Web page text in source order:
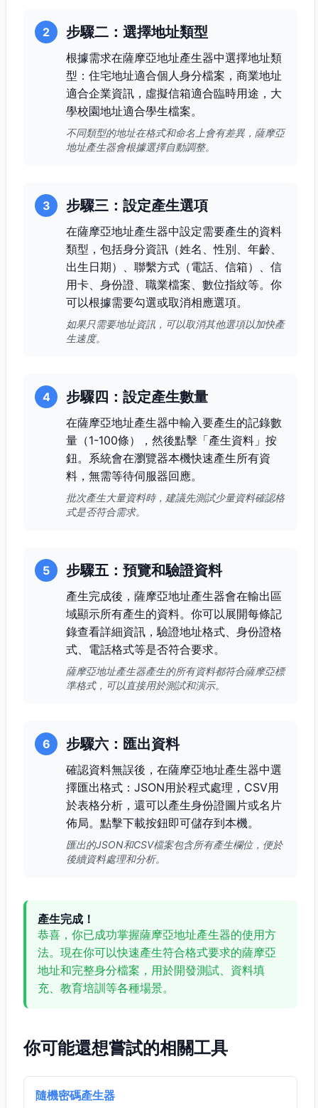
2 步驟二：選擇地址類型
根據需求在薩摩亞地址產生器中選擇地址類
型：住宅地址適合個人身分檔案，商業地址
適合企業資訊，虛擬信箱適合臨時用途，大
學校園地址適合學生檔案。
不同類型的地址在格式和命名上會有差異，薩摩亞
地址產生器會根據選擇自動調整。
3 步驟三：設定產生選項
在薩摩亞地址產生器中設定需要產生的資料
類型，包括身分資訊（姓名、性別、年齡、
出生日期）、聯繫方式（電話、信箱）、信
用卡、身份證、職業檔案、數位指紋等。你
可以根據需要勾選或取消相應選項。
如果只需要地址資訊，可以取消其他選項以加快產
生速度。
4 步驟四：設定產生數量
在薩摩亞地址產生器中輸入要產生的記錄數
量（1-100條），然後點擊「產生資料」按
鈕。系統會在瀏覽器本機快速產生所有資
料，無需等待伺服器回應。
批次產生大量資料時，建議先測試少量資料確認格
式是否符合需求。
5 步驟五：預覽和驗證資料
產生完成後，薩摩亞地址產生器會在輸出區
域顯示所有產生的資料。你可以展開每條記
錄查看詳細資訊，驗證地址格式、身份證格
式、電話格式等是否符合要求。
薩摩亞地址產生器產生的所有資料都符合薩摩亞標
準格式，可以直接用於測試和演示。
6 步驟六：匯出資料
確認資料無誤後，在薩摩亞地址產生器中選
擇匯出格式：JSON用於程式處理，CSV用
於表格分析，還可以產生身份證圖片或名片
佈局。點擊下載按鈕即可儲存到本機。
匯出的JSON和CSV檔案包含所有產生欄位，便於
後續資料處理和分析。
產生完成！
恭喜，你已成功掌握薩摩亞地址產生器的使用方
法。現在你可以快速產生符合格式要求的薩摩亞
地址和完整身分檔案，用於開發測試、資料填
充、教育培訓等各種場景。
你可能還想嘗試的相關工具
隨機密碼產生器